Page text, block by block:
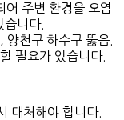
어 주변 환경을 오염
습니다.
양천구 하수구 뚫음.
필요가 있습니다.
대처해야 합니다.